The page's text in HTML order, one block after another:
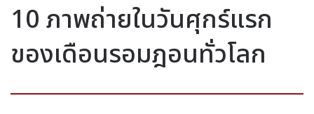
10 ภาพถ่ายในวันศุกร์แรก
ของเดือนรอมฎอนทั่วโลก